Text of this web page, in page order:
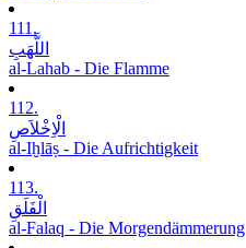
111.
اللَّھَبِ
al-Lahab - Die Flamme
112.
الْاِخْلاَصِ
al-Iḫlāṣ - Die Aufrichtigkeit
113.
الْفَلَقِ
al-Falaq - Die Morgendämmerung